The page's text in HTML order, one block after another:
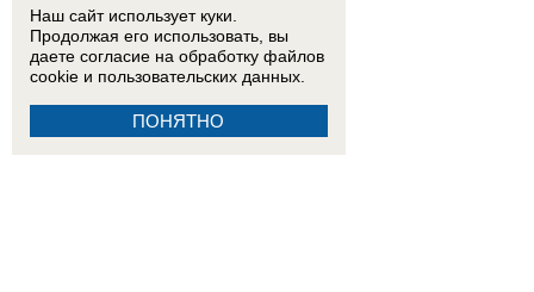
Наш сайт использует куки.
Продолжая его использовать, вы
даете согласие на обработку файлов
cookie и пользовательских данных.
ПОНЯТНО